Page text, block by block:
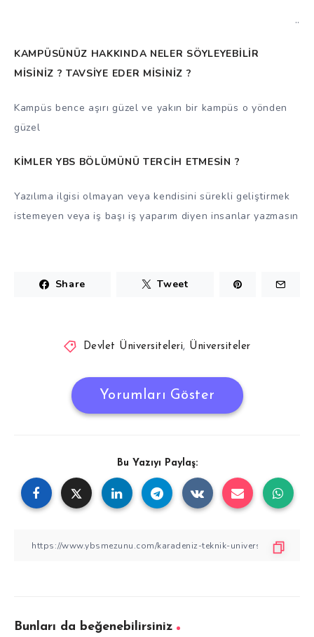
..
KAMPÜSÜNÜZ HAKKINDA NELER SÖYLEYEBİLİR
MİSİNİZ ? TAVSİYE EDER MİSİNİZ ?
Kampüs bence aşırı güzel ve yakın bir kampüs o yönden
güzel
KİMLER YBS BÖLÜMÜNÜ TERCİH ETMESİN ?
Yazılıma ilgisi olmayan veya kendisini sürekli geliştirmek
istemeyen veya iş başı iş yaparım diyen insanlar yazmasın
Share Tweet
Devlet Üniversiteleri, Üniversiteler
Yorumları Göster
Bu Yazıyı Paylaş:
Bunları da beğenebilirsiniz